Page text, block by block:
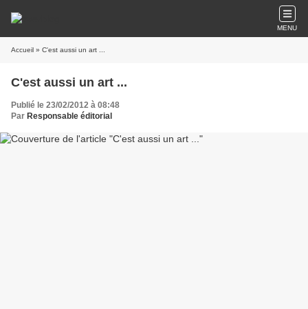
MENU
Accueil » C'est aussi un art ...
C'est aussi un art ...
Publié le 23/02/2012 à 08:48
Par Responsable éditorial